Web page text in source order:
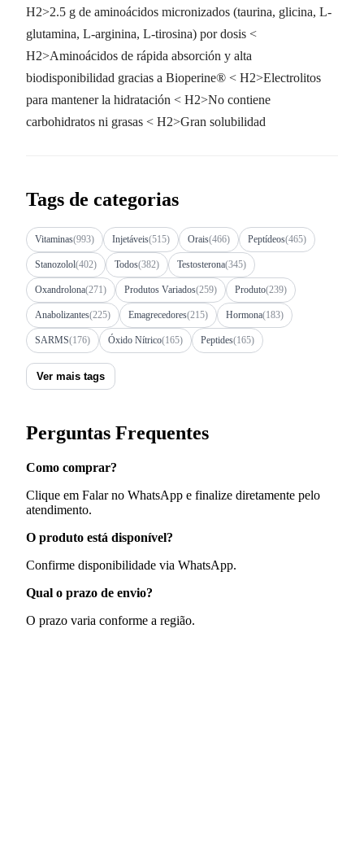
H2>2.5 g de aminoácidos micronizados (taurina, glicina, L-
glutamina, L-arginina, L-tirosina) por dosis <
H2>Aminoácidos de rápida absorción y alta
biodisponibilidad gracias a Bioperine® < H2>Electrolitos
para mantener la hidratación < H2>No contiene
carbohidratos ni grasas < H2>Gran solubilidad
Tags de categorias
Vitaminas(993) Injetáveis(515) Orais(466) Peptídeos(465)
Stanozolol(402) Todos(382) Testosterona(345)
Oxandrolona(271) Produtos Variados(259) Produto(239)
Anabolizantes(225) Emagrecedores(215) Hormona(183)
SARMS(176) Óxido Nítrico(165) Peptides(165)
Ver mais tags
Perguntas Frequentes
Como comprar?
Clique em Falar no WhatsApp e finalize diretamente pelo
atendimento.
O produto está disponível?
Confirme disponibilidade via WhatsApp.
Qual o prazo de envio?
O prazo varia conforme a região.